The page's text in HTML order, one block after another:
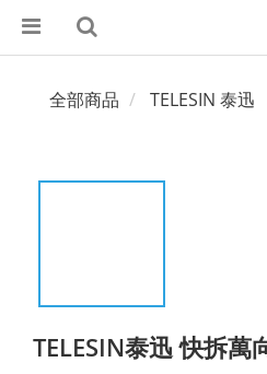
全部商品 TELESIN 泰迅
TELESIN泰迅 快拆萬